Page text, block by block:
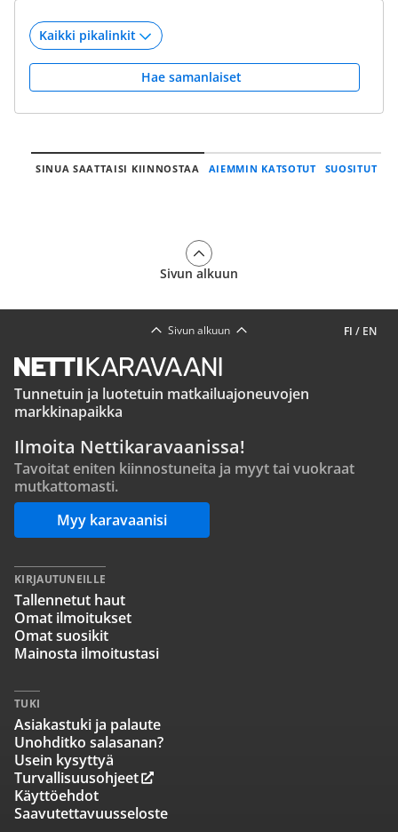
Hae samanlaiset
SINUA SAATTAISI KIINNOSTAA AIEMMIN KATSOTUT SUOSITUT
Sivun alkuun
FI / EN
Sivun alkuun
Tunnetuin ja luotetuin matkailuajoneuvojen
markkinapaikka
Ilmoita Nettikaravaanissa!
Tavoitat eniten kiinnostuneita ja myyt tai vuokraat
mutkattomasti.
Myy karavaanisi
KIRJAUTUNEILLE
Tallennetut haut
Omat ilmoitukset
Omat suosikit
Mainosta ilmoitustasi
TUKI
Asiakastuki ja palaute
Unohditko salasanan?
Usein kysyttyä
Turvallisuusohjeet
Käyttöehdot
Saavutettavuusseloste